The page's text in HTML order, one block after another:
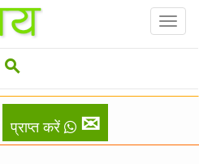

प्राप्त करें ✉